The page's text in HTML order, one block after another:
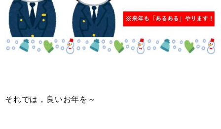
それでは，良いお年を～